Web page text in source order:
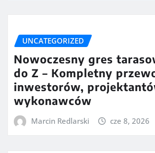
UNCATEGORIZED
Nowoczesny gres
do Z – Kompletny
inwestorów,
wykonawców
Marcin Redlarski cze 8, 2026